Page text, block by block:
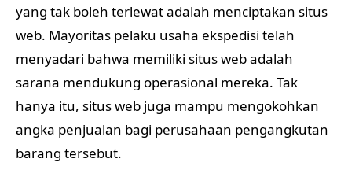
yang tak boleh terlewat adalah menciptakan situs
web. Mayoritas pelaku usaha ekspedisi telah
menyadari bahwa memiliki situs web adalah
sarana mendukung operasional mereka. Tak
hanya itu, situs web juga mampu mengokohkan
angka penjualan bagi perusahaan pengangkutan
barang tersebut.